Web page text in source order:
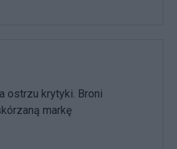
ostrzu krytyki. Broni
markę